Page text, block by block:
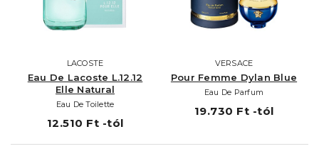
LACOSTE
Eau De Lacoste L.12.12
Elle Natural
Eau De Toilette
12.510 Ft -tól
VERSACE
Pour Femme Dylan Blue
Eau De Parfum
19.730 Ft -tól